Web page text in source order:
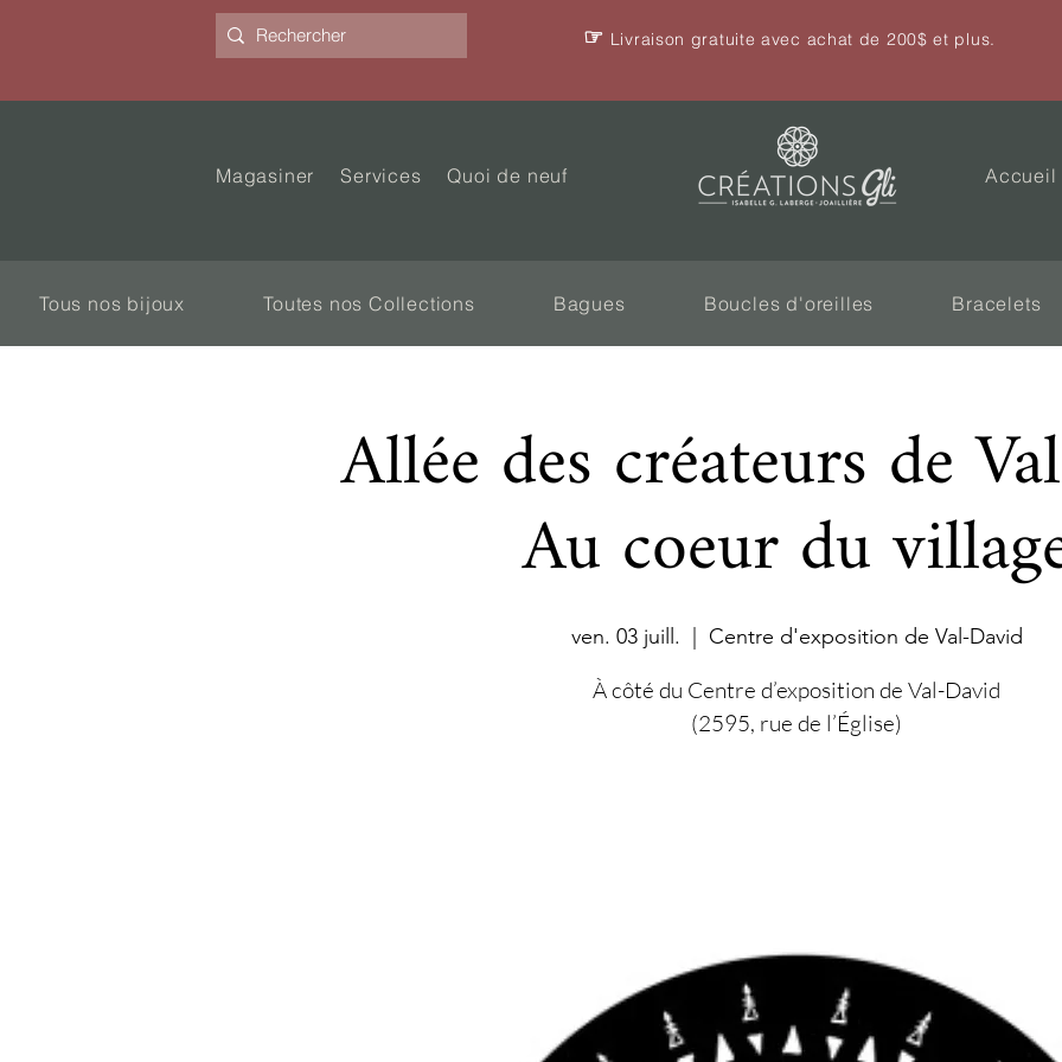
☞ Livraison gratuite avec achat de 200$ et plus.
Magasiner Services Quoi de neuf Accueil
Tous nos bijoux Toutes nos Collections Bagues Boucles d'oreilles Bracelets
Allée des créateurs de
Au coeur du
ven. 03 juill. Centre d'exposition de Val-David
À côté du Centre d’exposition de Val-David
(2595, rue de l’Église)